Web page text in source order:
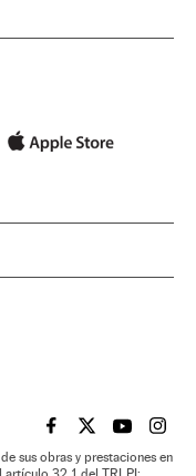
EL PAÍS BRASIL EN
EL PAÍSEL PAÍS
EL
sus obras y prestaciones en